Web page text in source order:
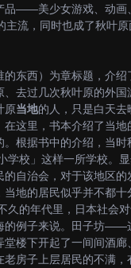
品——美少女游戏、动画
流，同时也成了秋叶
东西）为章标题，介绍
去过几次秋叶原的外国
原当地的人，只是白天去
这里，书本介绍了当地
根据书中的介绍，当时
学校」这样一所学校。
自治会，对于该地区的
地的居民似乎并不都十
久的年代里，日本社会
的例子来说。田子坊——
楼下开起了一间间酒廊
房子上层居民的不满，